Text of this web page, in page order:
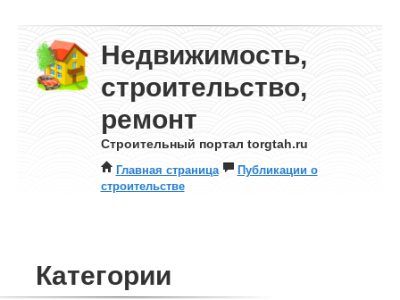
Недвижимость,
строительство,
ремонт
Строительный портал torgtah.ru
Главная страница
Публикации о
строительстве
Категории